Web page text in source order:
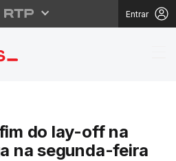
Entrar
fim
do lay-off na
na segunda-feira